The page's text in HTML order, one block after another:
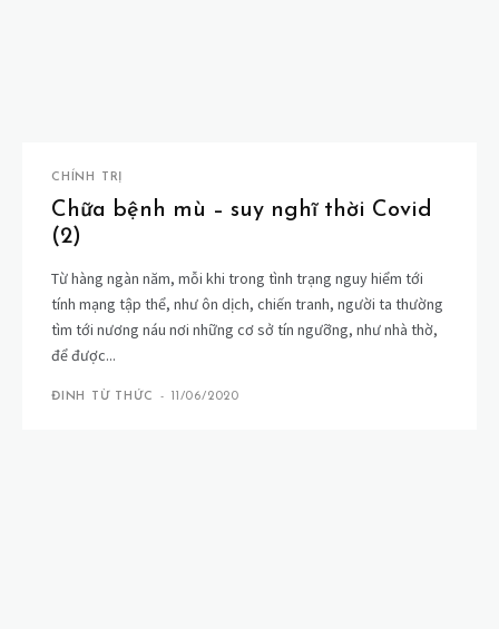
CHÍNH TRỊ
Chữa bệnh mù – suy nghĩ thời Covid
(2)
Từ hàng ngàn năm, mỗi khi trong tình trạng nguy hiểm tới
tính mạng tập thể, như ôn dịch, chiến tranh, người ta thường
tìm tới nương náu nơi những cơ sở tín ngưỡng, như nhà thờ,
để được...
ĐINH TỪ THỨC - 11/06/2020